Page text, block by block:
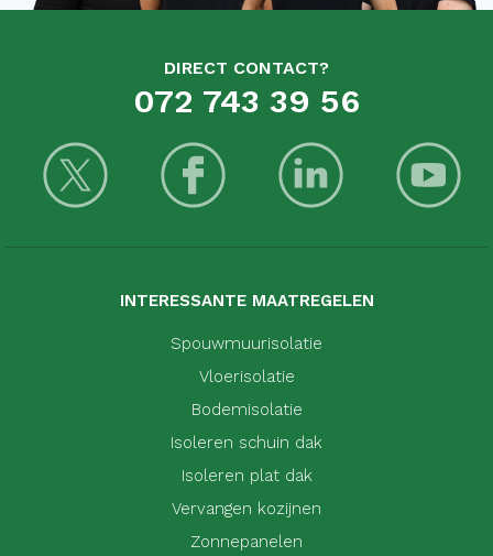
DIRECT CONTACT?
072 743 39 56
INTERESSANTE MAATREGELEN
Spouwmuurisolatie
Vloerisolatie
Bodemisolatie
Isoleren schuin dak
Isoleren plat dak
Vervangen kozijnen
Zonnepanelen